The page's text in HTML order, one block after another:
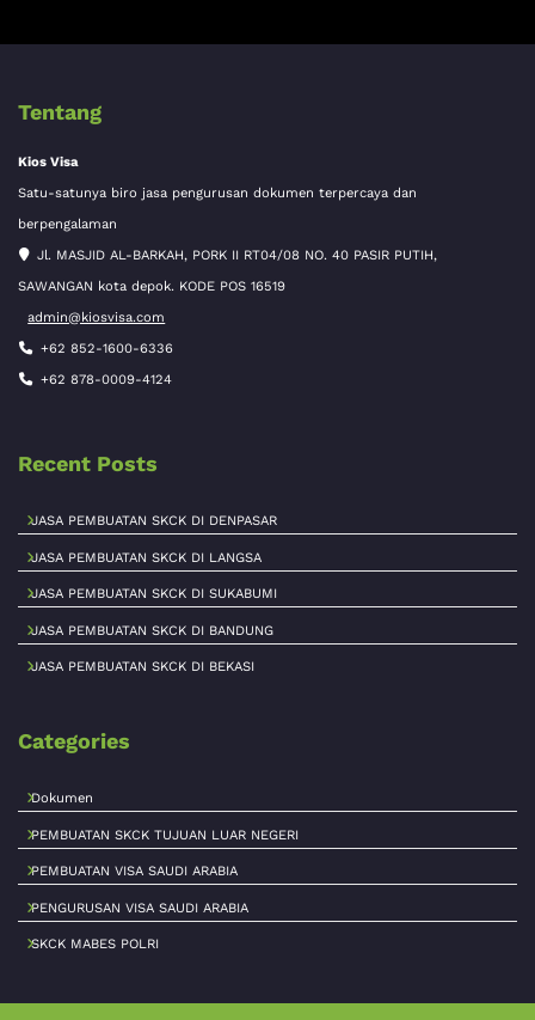
Tentang
Kios Visa
Satu-satunya biro jasa pengurusan dokumen terpercaya dan
berpengalaman
Jl. MASJID AL-BARKAH, PORK II RT04/08 NO. 40 PASIR PUTIH,
SAWANGAN kota depok. KODE POS 16519
admin@kiosvisa.com
+62 852-1600-6336
+62 878-0009-4124
Recent Posts
JASA PEMBUATAN SKCK DI DENPASAR
JASA PEMBUATAN SKCK DI LANGSA
JASA PEMBUATAN SKCK DI SUKABUMI
JASA PEMBUATAN SKCK DI BANDUNG
JASA PEMBUATAN SKCK DI BEKASI
Categories
Dokumen
PEMBUATAN SKCK TUJUAN LUAR NEGERI
PEMBUATAN VISA SAUDI ARABIA
PENGURUSAN VISA SAUDI ARABIA
SKCK MABES POLRI